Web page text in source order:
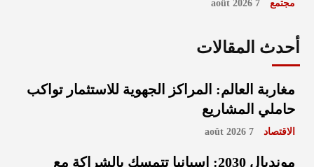
مجتمع 7 août 2026
أحدث المقالات
مغاربة العالم: المراكز الجهوية للاستثمار تواكب
حاملي المشاريع
الاقتصاد 7 août 2026
مونديال 2030: إسبانيا تتمسك بالشراكة مع